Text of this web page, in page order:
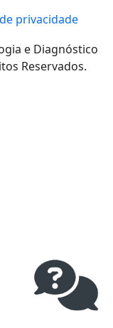
privacidade
e Diagnóstico
Reservados.